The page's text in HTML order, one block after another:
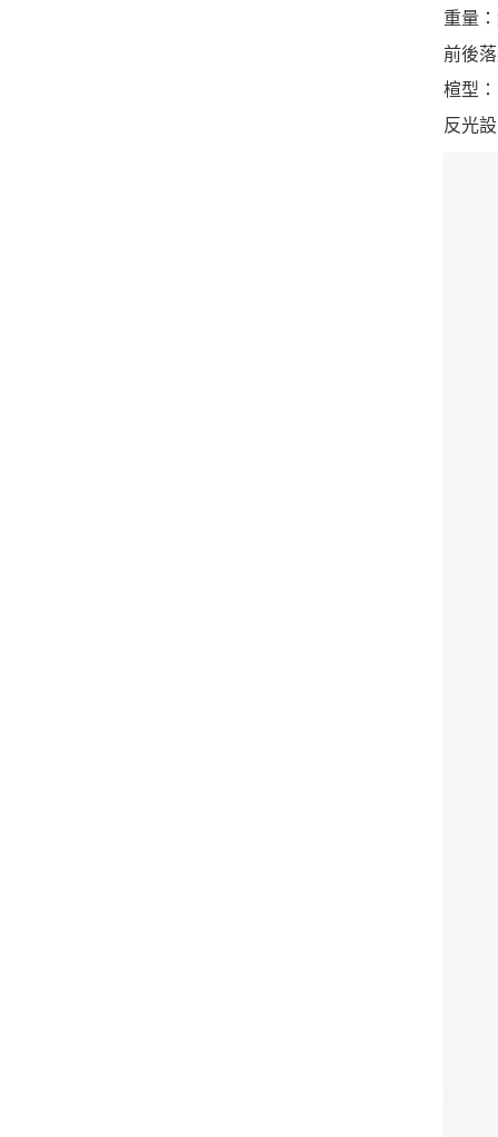
重量
前後
楦型
反光